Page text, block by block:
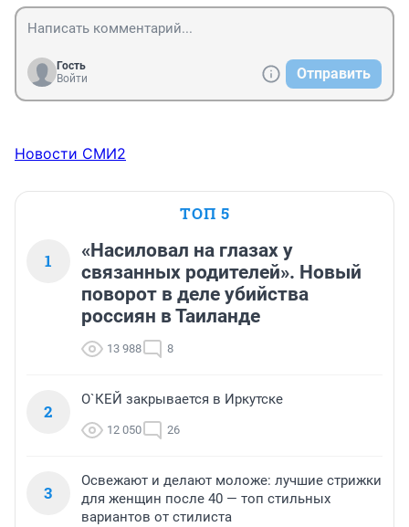
Гость
Войти
Отправить
Новости СМИ2
ТОП 5
1
«Насиловал на глазах у
связанных родителей». Новый
поворот в деле убийства
россиян в Таиланде
13 988 8
2
О`КЕЙ закрывается в Иркутске
12 050 26
3
Освежают и делают моложе: лучшие стрижки
для женщин после 40 — топ стильных
вариантов от стилиста